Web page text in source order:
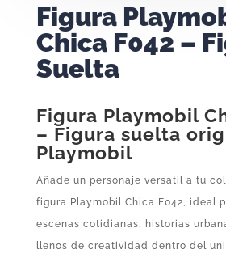
Figura
Chica F042 –
Suelta
Figura Playmobil
– Figura suelta
Playmobil
Añade un personaje versátil a tu
figura Playmobil Chica F042, ideal
escenas cotidianas, historias
llenos de creatividad dentro del